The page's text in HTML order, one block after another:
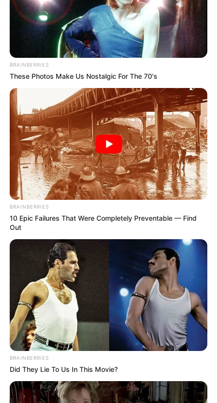
BRAINBERRIES
These Photos Make Us Nostalgic For The 70's
BRAINBERRIES
10 Epic Failures That Were Completely Preventable — Find
Out
BRAINBERRIES
Did They Lie To Us In This Movie?